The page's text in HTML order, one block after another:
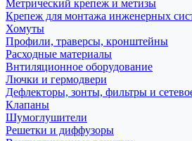
Метрический крепеж и метизы
Крепеж для монтажа инженерных
Хомуты
Профили, траверсы, кронштейны
Расходные материалы
Внтиляционное оборудование
Лючки и гермодвери
Дефлекторы, зонты, фильтры и
Клапаны
Шумоглушители
Решетки и диффузоры